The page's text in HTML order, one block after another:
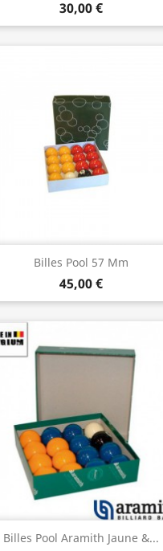
30,00 €
Billes Pool 57 Mm
45,00 €
Aperçu rapide
Billes Pool Aramith Jaune &...
Aperçu rapide